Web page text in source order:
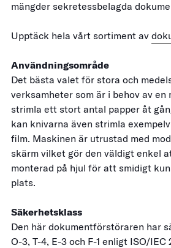
mängder sekretessbelagda
Upptäck hela vårt sortiment av
Användningsområde
Det bästa valet för stora och
verksamheter som är i behov av en
strimla ett stort antal papper åt
kan knivarna även strimla
film. Maskinen är utrustad med
skärm vilket gör den väldigt enkel
monterad på hjul för att smidigt
plats.
Säkerhetsklass
Den här dokumentförstöraren har
O-3, T-4, E-3 och F-1 enligt ISO/IEC